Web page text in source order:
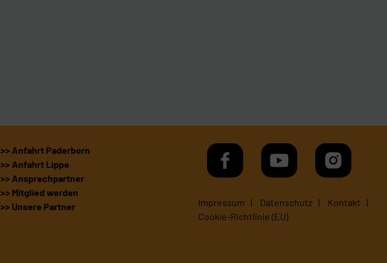
>> Anfahrt Paderborn
>> Anfahrt Lippe
>> Ansprechpartner
>> Mitglied werden
>> Unsere Partner
Impressum Datenschutz
Kontakt
Cookie-Richtlinie (EU)